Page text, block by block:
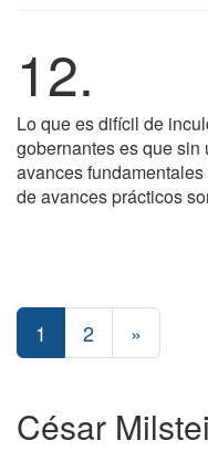
12.
Lo que es difícil de
gobernantes es que
avances
de avances prácticos
1 2 »
César